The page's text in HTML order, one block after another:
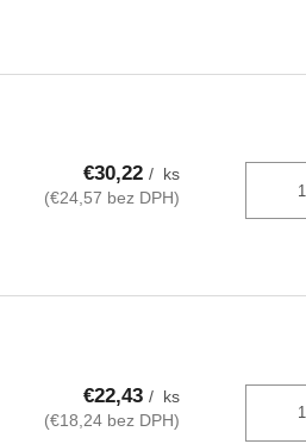
€30,22/ ks
(€24,57 bez DPH)
€22,43/ ks
(€18,24 bez DPH)